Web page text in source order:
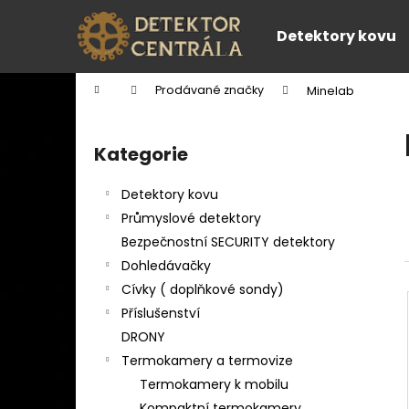
Detektory kovu
Domů Prodávané značky Minelab
Přeskočit
kategorie
Kategorie
Detektory kovu
Průmyslové detektory
Bezpečnostní SECURITY detektory
Dohledávačky
Cívky ( doplňkové sondy)
Příslušenství
DRONY
Termokamery a termovize
Termokamery k mobilu
í
Zpět
do
Zpět
do